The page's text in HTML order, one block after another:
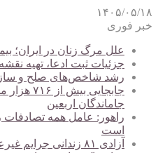
۱۴۰۵/۰۵/۱۸
خبر فوری
علل مرگ زنان در ایران؛
جزئیات ثبت ادعا، تهیه نقشه UTM و ارائه مادر سند اعلام شد
رشد شاخص‌های صلح و
جابجایی
جاماندگان اربعین
راهور: عامل همه تصادفات
است
آزادی ۸۱ زندانی جرایم غیرعمد در تهران همزمان با اربعین